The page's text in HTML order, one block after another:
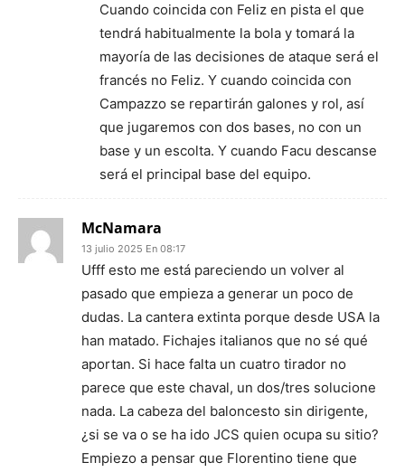
Cuando coincida con Feliz en pista el que
tendrá habitualmente la bola y tomará la
mayoría de las decisiones de ataque será el
francés no Feliz. Y cuando coincida con
Campazzo se repartirán galones y rol, así
que jugaremos con dos bases, no con un
base y un escolta. Y cuando Facu descanse
será el principal base del equipo.
McNamara
13 julio 2025 En 08:17
Ufff esto me está pareciendo un volver al
pasado que empieza a generar un poco de
dudas. La cantera extinta porque desde USA la
han matado. Fichajes italianos que no sé qué
aportan. Si hace falta un cuatro tirador no
parece que este chaval, un dos/tres solucione
nada. La cabeza del baloncesto sin dirigente,
¿si se va o se ha ido JCS quien ocupa su sitio?
Empiezo a pensar que Florentino tiene que